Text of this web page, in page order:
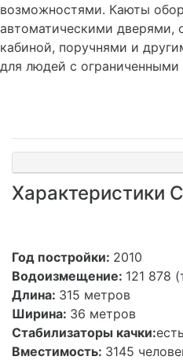
возможностями. Каюты
автоматическими дверями,
кабиной, поручнями и
для людей с
Характеристики
Год постройки: 2010
Водоизмещение: 121 878
Длина: 315 метров
Ширина: 36 метров
Стабилизаторы качки:есть
Вместимость: 3145